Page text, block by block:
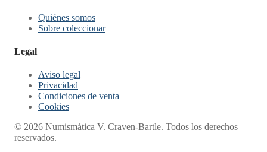
Quiénes somos
Sobre coleccionar
Legal
Aviso legal
Privacidad
Condiciones de venta
Cookies
© 2026 Numismática V. Craven-Bartle. Todos los derechos
reservados.